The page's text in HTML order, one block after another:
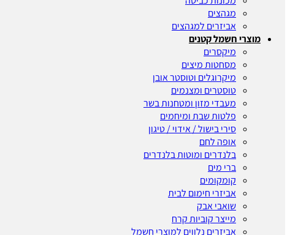
מגהצים
אביזרים למגהצים
מוצרי חשמל קטנים
מיקסרים
מסחטות מיצים
מיקרוגלים וטוסטר אובן
טוסטרים ומצנמים
מעבדי מזון ומטחנות בשר
פלטות שבת ומיחמים
סירי בישול / אידוי / טיגון
אופה לחם
בלנדרים ומוטות בלנדרים
ברי מים
קומקומים
אביזרי חימום לבית
שואבי אבק
מייצר קוביות קרח
אביזרים נלווים למוצרי חשמל